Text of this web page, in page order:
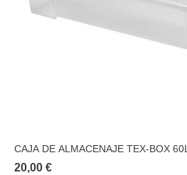
CAJA DE ALMACENAJE TEX-BOX 60L
20,00 €